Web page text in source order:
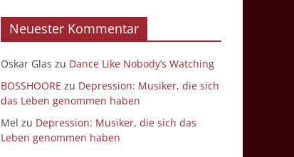
Neuester Kommentar
Oskar Glas zu Dance Like Nobody’s Watching
BOSSHOORE zu Depression: Musiker, die sich
das Leben genommen haben
Mel zu Depression: Musiker, die sich das
Leben genommen haben